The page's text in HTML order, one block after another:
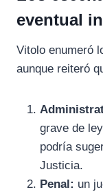
eventual
Vitolo enumeró
aunque reiteró
grave de
podría
Justicia.
Penal: un